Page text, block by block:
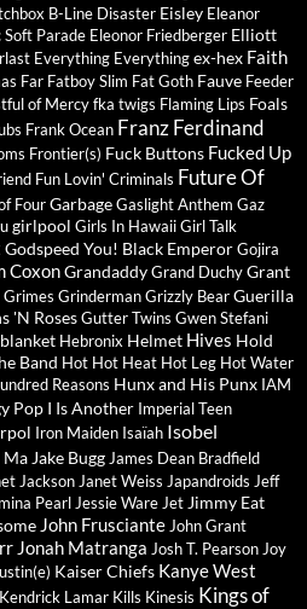
B-Line Disaster Eisley Eleanor
Soft Parade Eleonor Friedberger Elliott
Everything Everythingex-hex Faith
Far Fatboy Slim Fat Goth Fauve Feeder
of Mercyfka twigs Flaming Lips Foals
Frank Ocean Franz Ferdinand
Frontier(s) Fuck Buttons Fucked Up
Fun Lovin' Criminals Future Of
FourGarbageGaslight Anthem Gaz
girlpool Girls In HawaiiGirl Talk
Godspeed You! Black EmperorGojira
CoxonGrandaddyGrand DuchyGrant
Grimes GrindermanGrizzly BearGuerilla
'N RosesGutter Twins Gwen Stefani
Hebronix Helmet Hives Hold
Band Hot Hot Heat Hot Leg Hot Water
Reasons Hunx and His Punx IAM
Pop I Is Another Imperial Teen
Iron Maiden Isaïah Isobel
Ma Jake Bugg James Dean Bradfield
Jackson Janet Weiss Japandroids Jeff
Pearl Jessie Ware Jet Jimmy Eat
John Frusciante John Grant
Jonah Matranga Josh T. Pearson Joy
Kaiser Chiefs Kanye West
Kendrick Lamar Kills Kinesis Kings of